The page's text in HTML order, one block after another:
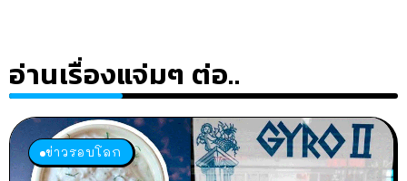
อ่านเรื่องแจ่มๆ ต่อ..
ข่าวรอบโลก